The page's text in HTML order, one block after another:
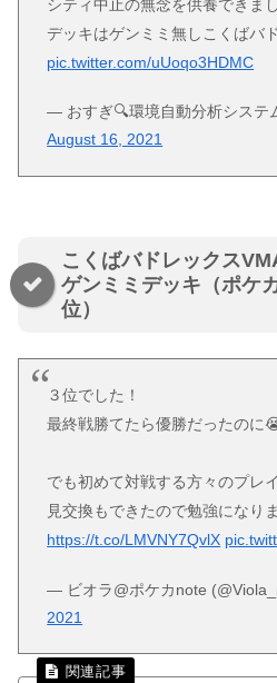
シティ中止の無念を供養できまし
デッキはゲンミミ無しこくばバ
pic.twitter.com/uUoqo3HDMC
— おすぎ🔍環境自動分析システ
August 16, 2021
こくばバドレックス
ゲンミミデッキ（ポケ
位）
３位でした！
最終戦勝てたら優勝だったのに
でも初めて対戦する方々のプレ
見交換もできたので勉強になり
https://t.co/LMVNY7QvlX
— ビオラ@ポケカnote
2021